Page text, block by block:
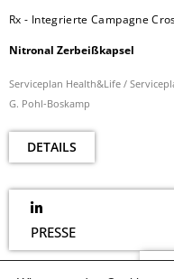
Rx - Integrierte Campagne
Nitronal Zerbeißkapsel
Serviceplan Health&Life /
G. Pohl-Boskamp
DETAILS
PRESSE